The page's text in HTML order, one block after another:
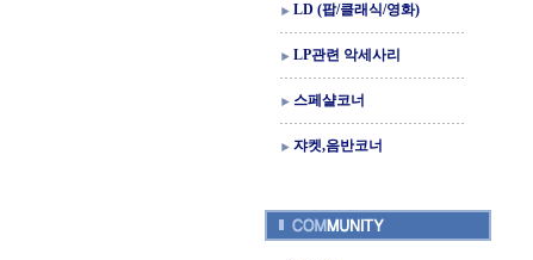
LD (팝/클래식/영화)
LP관련 악세사리
스페샬코너
쟈켓,음반코너